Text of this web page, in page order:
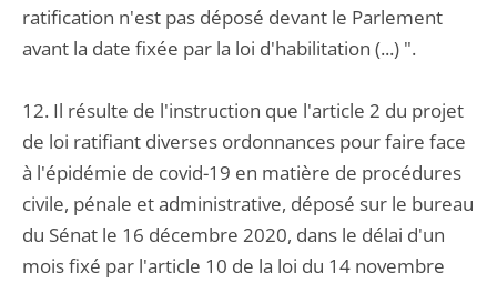
ratification n'est pas déposé devant le Parlement
avant la date fixée par la loi d'habilitation (...) ".
12. Il résulte de l'instruction que l'article 2 du projet
de loi ratifiant diverses ordonnances pour faire face
à l'épidémie de covid-19 en matière de procédures
civile, pénale et administrative, déposé sur le bureau
du Sénat le 16 décembre 2020, dans le délai d'un
mois fixé par l'article 10 de la loi du 14 novembre